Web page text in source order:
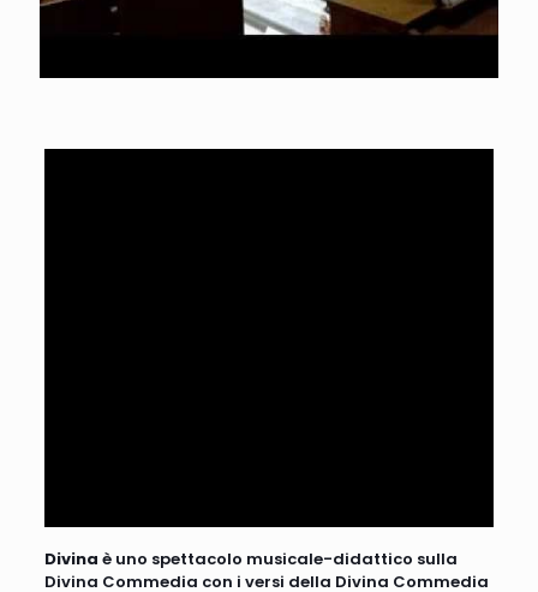
Divina è uno spettacolo musicale-didattico sulla
Divina Commedia con i versi della Divina Commedia